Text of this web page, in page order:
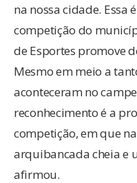
na nossa cidade. Essa
competição do
de Esportes promove
Mesmo em meio a
aconteceram no
reconhecimento é a
competição, em que
arquibancada cheia e
afirmou.